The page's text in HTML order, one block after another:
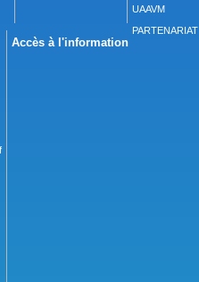
UAAVM
Accès à l'information